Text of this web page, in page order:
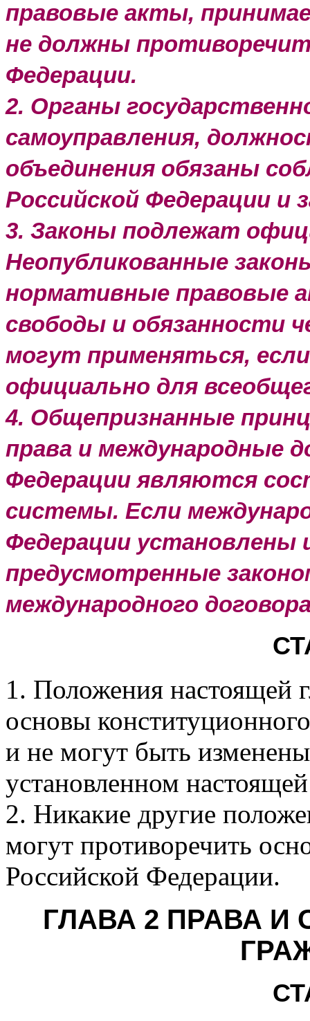
правовые акты,
не должны
Федерации.
2. Органы
самоуправления,
объединения обязаны
Российской Федерации и
3. Законы подлежат
Неопубликованные
нормативные правовые
свободы и обязанности
могут применяться,
официально для
4. Общепризнанные
права и международные
Федерации являются
системы. Если
Федерации установлены
предусмотренные
международного
1. Положения настоящей
основы
и не могут быть
установленном
2. Никакие другие
могут противоречить
Российской Федерации.
ГЛАВА 2 ПРАВА